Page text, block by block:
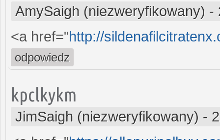
AmySaigh (niezweryfikowany) -
<a href="http://
odpowiedz
kpclkykm
JimSaigh (niezweryfikowany) -